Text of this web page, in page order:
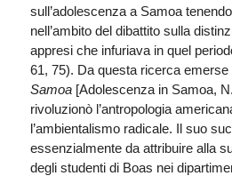
sull’adolescenza a Samoa
nell’ambito del dibattito sulla
appresi che infuriava in quel
61, 75). Da questa ricerca emerse
Samoa[Adolescenza in Samoa,
rivoluzionò l’antropologia
l’ambientalismo radicale. Il suo
essenzialmente da attribuire alla
degli studenti di Boas nei